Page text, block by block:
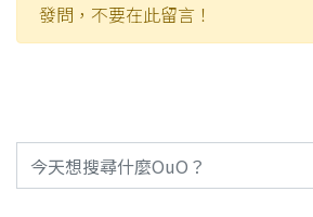
發問，不要在此留言！